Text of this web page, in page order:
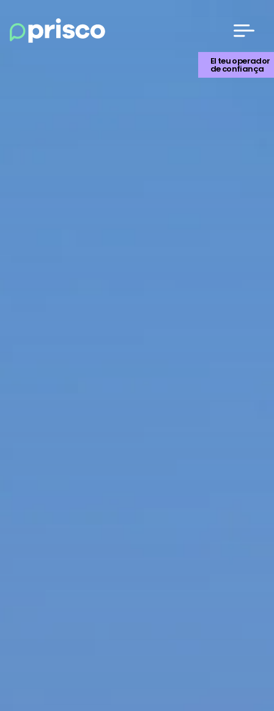
El teu operador
de confiança